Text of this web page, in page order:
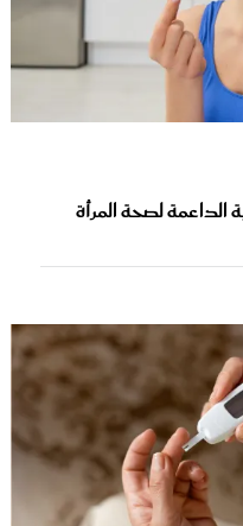
الداعمة لصحة المرأة